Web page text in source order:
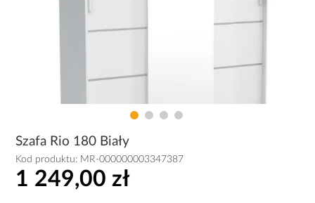
Szafa Rio 180 Biały
Kod produktu: MR-000000003347387
1 249,00 zł